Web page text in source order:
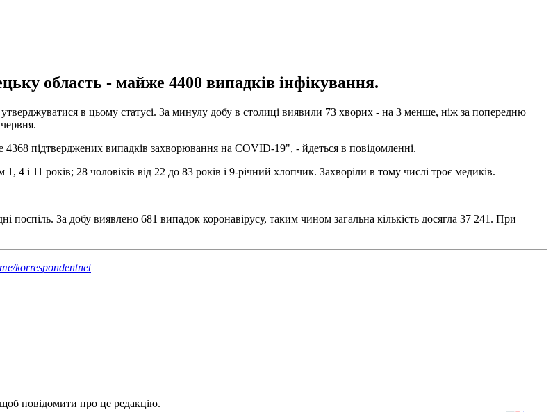
область - майже 4400 випадків інфікування.
в цьому статусі. За минулу добу в столиці виявили 73 хворих - на 3 менше, ніж за попередню
підтверджених випадків захворювання на COVID-19", - йдеться в повідомленні.
4 і 11 років; 28 чоловіків від 22 до 83 років і 9-річний хлопчик. Захворіли в тому числі троє медиків.
поспіль. За добу виявлено 681 випадок коронавірусу, таким чином загальна кількість досягла 37 241. При
korrespondentnet
повідомити про це редакцію.